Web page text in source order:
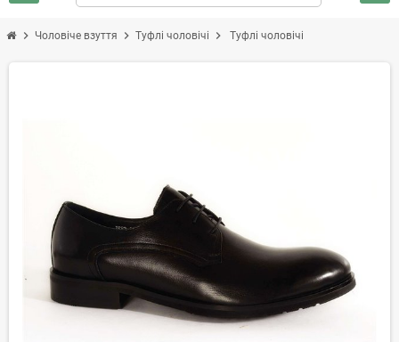
chevron_right Чоловіче взуття chevron_right Туфлі чоловічі chevron_right Туфлі чоловічі